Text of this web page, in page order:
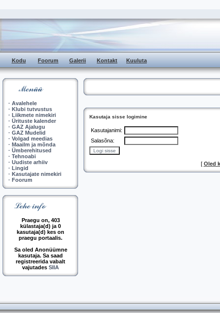
Kodu Foorum Galerii Kontakt Kuuluta
· Avalehele
· Klubi tutvustus
· Liikmete nimekiri
· Ürituste kalender
· GAZ Ajalugu
· GAZ Mudelid
· Volgad meedias
· Maailm ja mõnda
· Ümberehitused
· Tehnoabi
· Uudiste arhiiv
· Lingid
· Kasutajate nimekiri
· Foorum
Praegu on, 403
külastaja(d) ja 0
kasutaja(d) kes on
praegu portaalis.
Sa oled Anonüümne
kasutaja. Sa saad
registreerida vabalt
vajutades SIIA
Kasutaja sisse logimine
Kasutajanimi:
Salasõna:
[ Oled